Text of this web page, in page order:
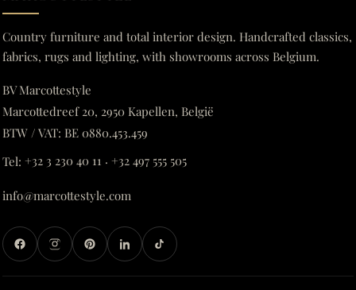
Country furniture and total interior design. Handcrafted classics,
fabrics, rugs and lighting, with showrooms across Belgium.
BV Marcottestyle
Marcottedreef 20, 2950 Kapellen, België
BTW / VAT: BE 0880.453.459
Tel: +32 3 230 40 11 · +32 497 555 505
info@marcottestyle.com